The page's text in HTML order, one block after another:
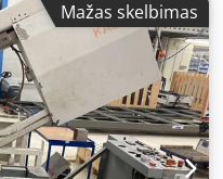
approx.: 1.2 t - fully
Mažas skelbimas